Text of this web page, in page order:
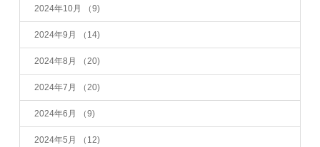
2024年10月 （9)
2024年9月 （14)
2024年8月 （20)
2024年7月 （20)
2024年6月 （9)
2024年5月 （12)